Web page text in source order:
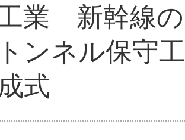
業 新幹線
ンネル保守
式